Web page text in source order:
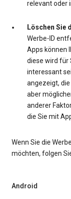
relevant oder
Löschen Sie
Werbe-ID
Apps können
diese wird für
interessant
angezeigt,
aber
anderer
die Sie mit
Wenn Sie die
möchten, folgen
Android